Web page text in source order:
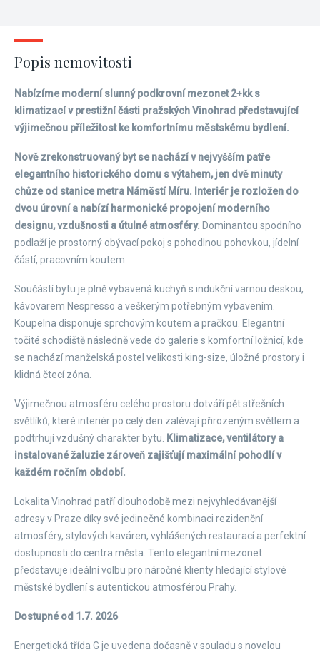
Popis nemovitosti
Nabízíme moderní slunný podkrovní mezonet 2+kk s
klimatizací v prestižní části pražských Vinohrad představující
výjimečnou příležitost ke komfortnímu městskému bydlení.
Nově zrekonstruovaný byt se nachází v nejvyšším patře
elegantního historického domu s výtahem, jen dvě minuty
chůze od stanice metra Náměstí Míru. Interiér je rozložen do
dvou úrovní a nabízí harmonické propojení moderního
designu, vzdušnosti a útulné atmosféry. Dominantou spodního
podlaží je prostorný obývací pokoj s pohodlnou pohovkou, jídelní
částí, pracovním koutem.
Součástí bytu je plně vybavená kuchyň s indukční varnou deskou,
kávovarem Nespresso a veškerým potřebným vybavením.
Koupelna disponuje sprchovým koutem a pračkou. Elegantní
točité schodiště následně vede do galerie s komfortní ložnicí, kde
se nachází manželská postel velikosti king-size, úložné prostory i
klidná čtecí zóna.
Výjimečnou atmosféru celého prostoru dotváří pět střešních
světlíků, které interiér po celý den zalévají přirozeným světlem a
podtrhují vzdušný charakter bytu.
Klimatizace, ventilátory a
instalované žaluzie zároveň zajišťují maximální pohodlí v
každém ročním období.
Lokalita Vinohrad patří dlouhodobě mezi nejvyhledávanější
adresy v Praze díky své jedinečné kombinaci rezidenční
atmosféry, stylových kaváren, vyhlášených restaurací a perfektní
dostupnosti do centra města. Tento elegantní mezonet
představuje ideální volbu pro náročné klienty hledající stylové
městské bydlení s autentickou atmosférou Prahy.
Dostupné od 1.7. 2026
Energetická třída G je uvedena dočasně v souladu s novelou